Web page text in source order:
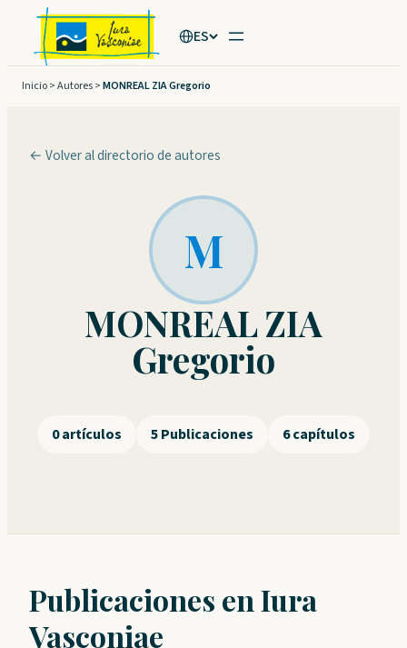
Saltar
contenido
ES
Inicio>Autores>MONREAL ZIA Gregorio
← Volver al directorio de autores
M
MONREAL ZIA
Gregorio
0 artículos 5 Publicaciones 6 capítulos
Publicaciones en Iura
Vasconiae